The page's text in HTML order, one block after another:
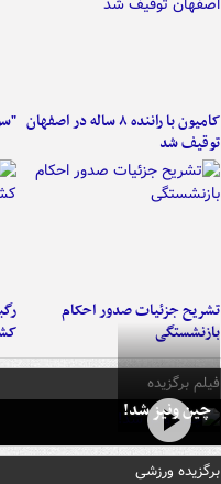
کامیون با راننده ۸ ساله در اصفهان
توقیف شد
تشریح جزئیات صدور احکام
بازنشستگی
فیلم برگزیده
چین ونیز شد!
برگزیده ورزشی